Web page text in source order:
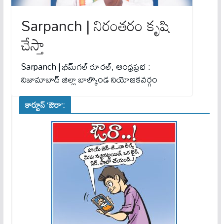
Sarpanch | నిరంతరం కృషి
చేస్తా
Sarpanch | భీమ్‌గల్ రూరల్, ఆంధ్రప్రభ :
నిజామాబాద్ జిల్లా బాల్కొండ నియోజకవర్గం
కార్టూన్ ‘ఔరా’: